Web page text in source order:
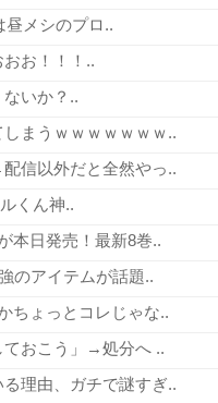
昼メシのプロ..
お！！！..
いか？..
まうｗｗｗｗｗｗｗ..
信以外だと全然やっ..
くん神..
本日発売！最新8巻..
のアイテムが話題..
ちょっとコレじゃな..
ておこう」→処分へ ..
理由、ガチで謎すぎ..